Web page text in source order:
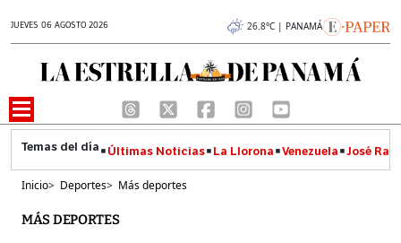
JUEVES 06 AGOSTO 2026 26.8°C | PANAMÁ
Últimas Noticias La Llorona Venezuela José
Inicio> Deportes> Más deportes
MÁS DEPORTES